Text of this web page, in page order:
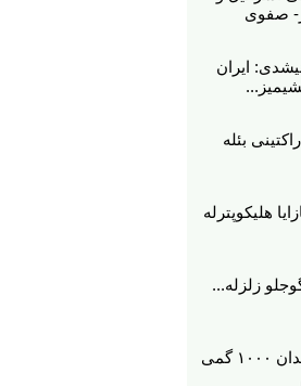
صفوی
ایران
بئله
هلیکوپترله
زلزله...
هرمز بوغازینین جنوبوندان ۱۰۰۰ گمی